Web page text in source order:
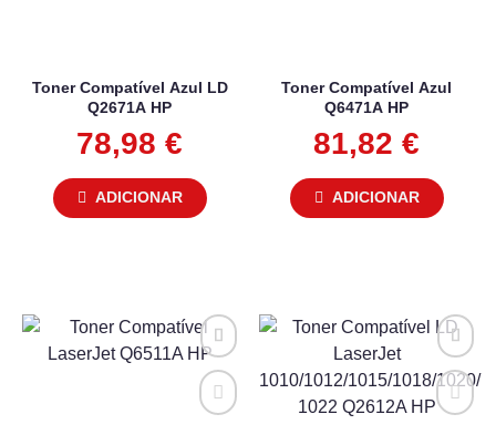
Toner Compatível Azul LD
Q2671A HP
78,98 €
ADICIONAR
Toner Compatível Azul
Q6471A HP
81,82 €
ADICIONAR